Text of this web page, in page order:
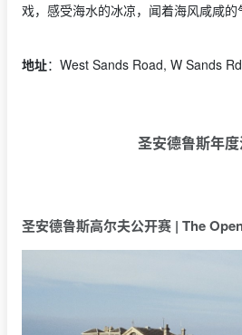
戏，感受海水的冰凉，闻着海风咸咸的
地址：West Sands Road, W Sands
圣安德鲁斯年
圣安德鲁斯高尔夫公开赛 | The